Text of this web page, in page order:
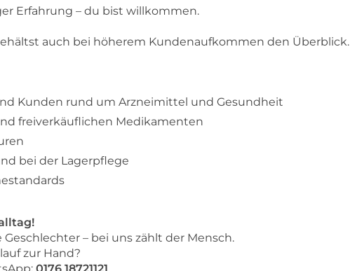
Erfahrung – du bist willkommen.
auch bei höherem Kundenaufkommen den Überblick.
Kunden rund um Arzneimittel und Gesundheit
freiverkäuflichen Medikamenten
bei der Lagerpflege
– bei uns zählt der Mensch.
zur Hand?